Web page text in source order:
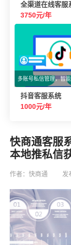
全渠道在线客服
3750元/年
多账号私信管理，智
抖音客服系统
1000元/年
快商通客服
本地推私信
作者：快商通 发